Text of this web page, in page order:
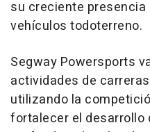
su creciente presencia
vehículos todoterreno.
Segway Powersports
actividades de
utilizando la
fortalecer el desarrollo